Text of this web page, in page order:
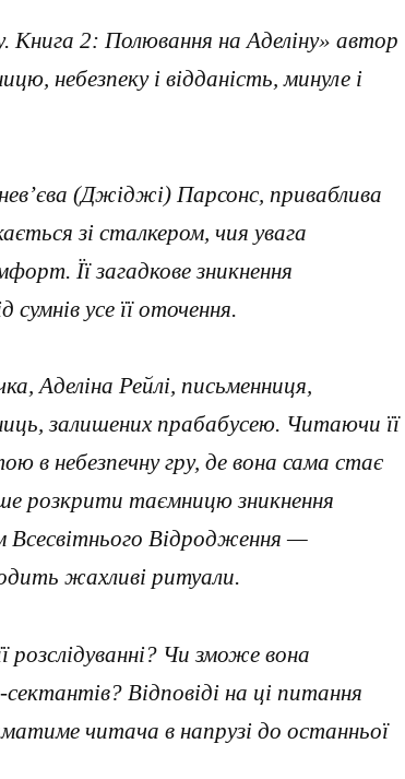
Книга 2: Полювання на Аделіну» автор
небезпеку і відданість, минуле і
(Джіджі) Парсонс, приваблива
зі сталкером, чия увага
Її загадкове зникнення
усе її оточення.
Аделіна Рейлі, письменниця,
залишених прабабусею. Читаючи її
в небезпечну гру, де вона сама стає
розкрити таємницю зникнення
Відродження —
жахливі ритуали.
розслідуванні? Чи зможе вона
Відповіді на ці питання
читача в напрузі до останньої